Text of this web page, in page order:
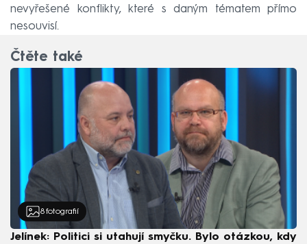
nevyřešené konflikty, které s daným tématem přímo
nesouvisí.
Čtěte také
8 fotografií
Jelínek: Politici si utahují smyčku. Bylo otázkou, kdy